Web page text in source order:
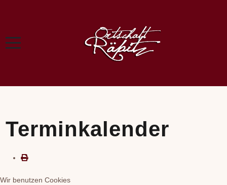
Terminkalender
Wir benutzen Cookies